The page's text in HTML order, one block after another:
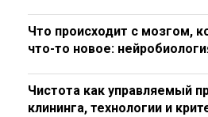
Что происходит с мозгом,
что-то новое:
Чистота как управляемый
клининга, технологии и